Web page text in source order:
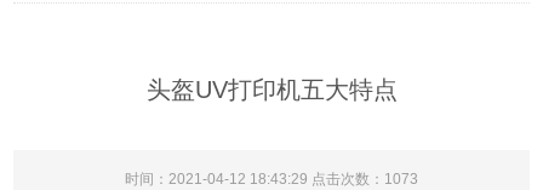
头盔UV打印机五大特点
时间：2021-04-12 18:43:29 点击次数： 1073